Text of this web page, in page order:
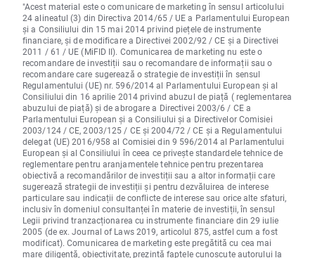
"Acest material este o comunicare de marketing în sensul articolului
24 alineatul (3) din Directiva 2014/65 / UE a Parlamentului European
și a Consiliului din 15 mai 2014 privind piețele de instrumente
financiare, și de modificare a Directivei 2002/92 / CE și a Directivei
2011 / 61 / UE (MiFID II). Comunicarea de marketing nu este o
recomandare de investiții sau o recomandare de informații sau o
recomandare care sugerează o strategie de investiții în sensul
Regulamentului (UE) nr. 596/2014 al Parlamentului European și al
Consiliului din 16 aprilie 2014 privind abuzul de piață ( reglementarea
abuzului de piață) și de abrogare a Directivei 2003/6 / CE a
Parlamentului European și a Consiliului și a Directivelor Comisiei
2003/124 / CE, 2003/125 / CE și 2004/72 / CE și a Regulamentului
delegat (UE) 2016/958 al Comisiei din 9 596/2014 al Parlamentului
European și al Consiliului în ceea ce privește standardele tehnice de
reglementare pentru aranjamentele tehnice pentru prezentarea
obiectivă a recomandărilor de investiții sau a altor informații care
sugerează strategii de investiții și pentru dezvăluirea de interese
particulare sau indicații de conflicte de interese sau orice alte sfaturi,
inclusiv în domeniul consultanței în materie de investiții, în sensul
Legii privind tranzacționarea cu instrumente financiare din 29 iulie
2005 (de ex. Journal of Laws 2019, articolul 875, astfel cum a fost
modificat). Comunicarea de marketing este pregătită cu cea mai
mare diligență, obiectivitate, prezintă faptele cunoscute autorului la